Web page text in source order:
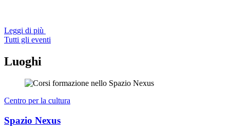
Leggi di più
Tutti gli eventi
Luoghi
Centro per la cultura
Spazio Nexus